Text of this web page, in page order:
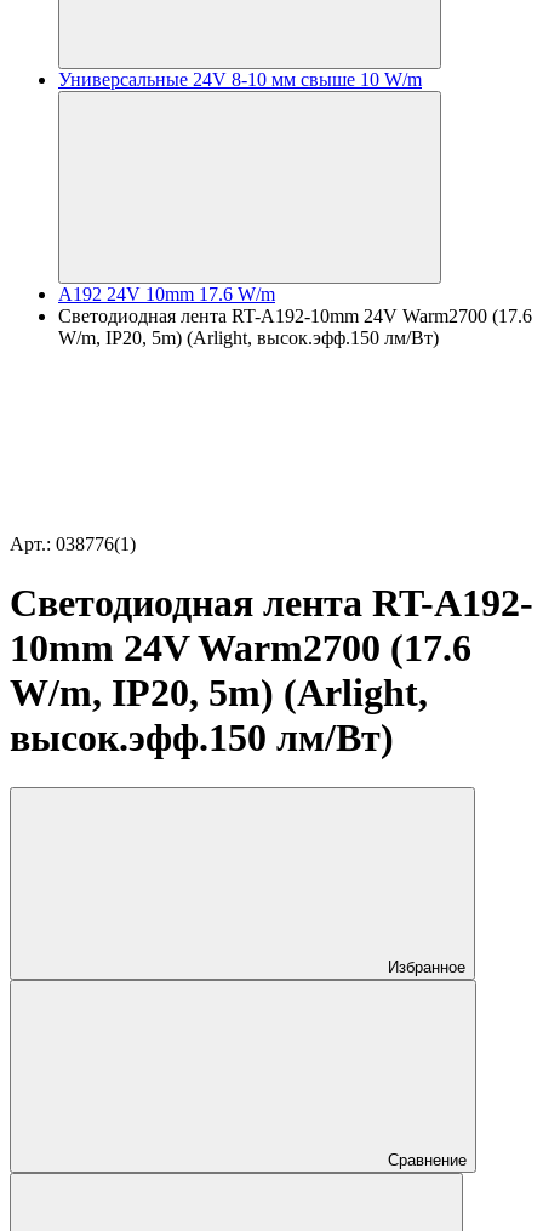
Универсальные 24V 8-10 мм свыше 10 W/m
A192 24V 10mm 17.6 W/m
Светодиодная лента RT-A192-10mm 24V Warm2700 (17.6
W/m, IP20, 5m) (Arlight, высок.эфф.150 лм/Вт)
Арт.: 038776(1)
Светодиодная лента RT-A192-
10mm 24V Warm2700 (17.6
W/m, IP20, 5m) (Arlight,
высок.эфф.150 лм/Вт)
Избранное
Сравнение